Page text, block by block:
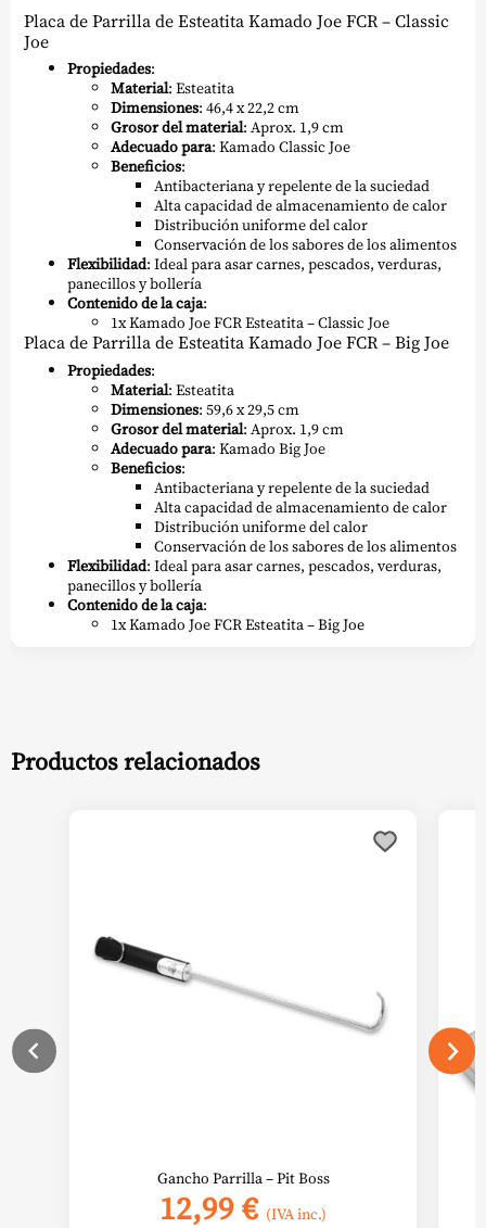
Placa de Parrilla de Esteatita Kamado Joe FCR – Classic
Joe
Propiedades:
Material: Esteatita
Dimensiones: 46,4 x 22,2 cm
Grosor del material: Aprox. 1,9 cm
Adecuado para: Kamado Classic Joe
Beneficios:
Antibacteriana y repelente de la suciedad
Alta capacidad de almacenamiento de calor
Distribución uniforme del calor
Conservación de los sabores de los alimentos
Flexibilidad: Ideal para asar carnes, pescados, verduras,
panecillos y bollería
Contenido de la caja:
1x Kamado Joe FCR Esteatita – Classic Joe
Placa de Parrilla de Esteatita Kamado Joe FCR – Big Joe
Propiedades:
Material: Esteatita
Dimensiones: 59,6 x 29,5 cm
Grosor del material: Aprox. 1,9 cm
Adecuado para: Kamado Big Joe
Beneficios:
Antibacteriana y repelente de la suciedad
Alta capacidad de almacenamiento de calor
Distribución uniforme del calor
Conservación de los sabores de los alimentos
Flexibilidad: Ideal para asar carnes, pescados, verduras,
panecillos y bollería
Contenido de la caja:
1x Kamado Joe FCR Esteatita – Big Joe
Productos relacionados
Gancho Parrilla – Pit Boss
12,99€ (IVA inc.)